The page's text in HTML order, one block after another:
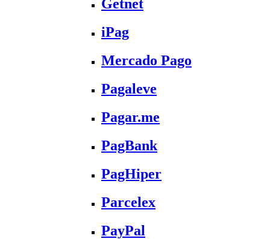
Getnet
iPag
Mercado Pago
Pagaleve
Pagar.me
PagBank
PagHiper
Parcelex
PayPal